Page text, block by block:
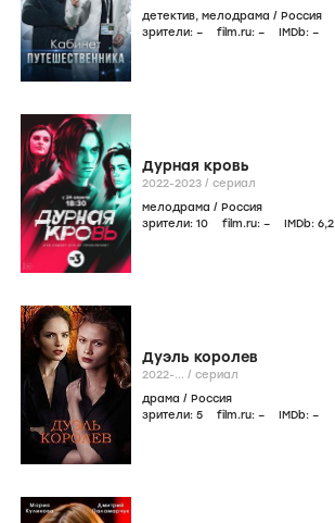
детектив, мелодрама / Россия
зрители: – film.ru: – IMDb: –
Дурная кровь
2022-2023 / сериал
мелодрама / Россия
зрители: 10 film.ru: – IMDb: 6,2
Дуэль королев
2022-... / сериал
драма / Россия
зрители: 5 film.ru: – IMDb: –